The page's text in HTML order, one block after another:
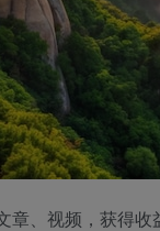
章、视频，获得收